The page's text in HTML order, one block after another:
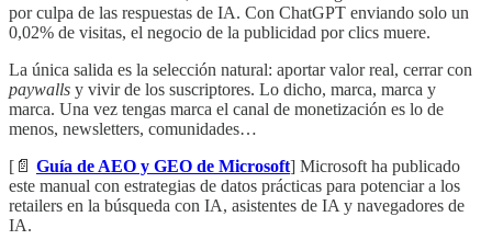
por culpa de las respuestas de IA. Con ChatGPT enviando solo un
0,02% de visitas, el negocio de la publicidad por clics muere.
La única salida es la selección natural: aportar valor real, cerrar con
paywalls y vivir de los suscriptores. Lo dicho, marca, marca y
marca. Una vez tengas marca el canal de monetización es lo de
menos, newsletters, comunidades…
[📄 Guía de AEO y GEO de Microsoft] Microsoft ha publicado
este manual con estrategias de datos prácticas para potenciar a los
retailers en la búsqueda con IA, asistentes de IA y navegadores de
IA.